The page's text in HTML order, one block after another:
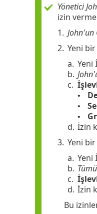
Yönetici
izin
1. John'un
2. Yeni bir
a. Yeni
b.
c.
•
•
•
d. İzin
3. Yeni bir
a. Yeni
b. Tümü
c.
d. İzin
Bu